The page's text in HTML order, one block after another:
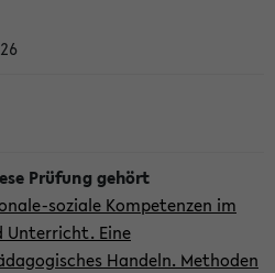
soziale Kompetenzen im
Unterricht. Eine
Handeln. Methoden